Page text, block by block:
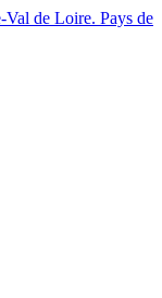
Val de Loire. Pays de